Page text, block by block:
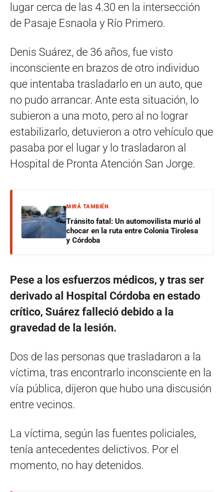
lugar cerca de las 4.30 en la intersección
de Pasaje Esnaola y Río Primero.
Denis Suárez, de 36 años, fue visto
inconsciente en brazos de otro individuo
que intentaba trasladarlo en un auto, que
no pudo arrancar. Ante esta situación, lo
subieron a una moto, pero al no lograr
estabilizarlo, detuvieron a otro vehículo que
pasaba por el lugar y lo trasladaron al
Hospital de Pronta Atención San Jorge.
MIRÁ TAMBIÉN
Tránsito fatal: Un automovilista murió al
chocar en la ruta entre Colonia Tirolesa
y Córdoba
Pese a los esfuerzos médicos, y tras ser
derivado al Hospital Córdoba en estado
crítico, Suárez falleció debido a la
gravedad de la lesión.
Dos de las personas que trasladaron a la
víctima, tras encontrarlo inconsciente en la
vía pública, dijeron que hubo una discusión
entre vecinos.
La víctima, según las fuentes policiales,
tenía antecedentes delictivos. Por el
momento, no hay detenidos.